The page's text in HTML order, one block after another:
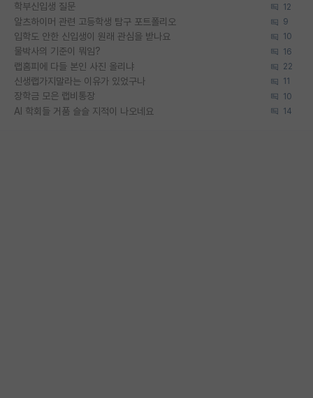
학부신입생 질문 12
알츠하이머 관련 고등학생 탐구 포트폴리오 9
입학도 안한 신입생이 원래 관심을 받나요 10
물박사의 기준이 뭐임? 16
랩홈피에 다들 본인 사진 올리냐 22
신생랩가지말라는 이유가 있었구나 11
장학금 모은 랩비통장 10
AI 학회들 거품 슬슬 지적이 나오네요 14